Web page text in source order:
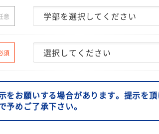
意
須
をお願いする場合があります。提示を
予めご了承下さい。